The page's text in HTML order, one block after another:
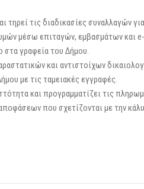
τηρεί τις διαδικασίες συναλλαγών
μέσω επιταγών, εμβασμάτων και
στα γραφεία του Δήμου.
και αντιστοίχων
με τις ταμειακές εγγραφές.
και προγραμματίζει τις
που σχετίζονται με την